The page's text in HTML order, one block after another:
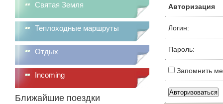
Святая Земля
Теплоходные маршруты
Отдых
Incoming
Ближайшие поездки
Авторизация
Логин:
Пароль:
Запомнить